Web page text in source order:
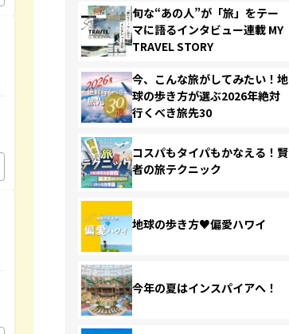
旬な“あの人”が「旅」をテー
マに語るインタビュー連載 MY
TRAVEL STORY
今、こんな旅がしてみたい！地
球の歩き方が選ぶ2026年絶対
行くべき旅先30
コスパもタイパもかなえる！賢
者の旅テクニック
地球の歩き方♥偏愛ハワイ
今年の夏はインスパイアへ！